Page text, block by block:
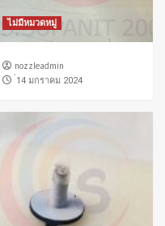
ไม่มีหมวดหมู่
nozzleadmin
่14 มกราคม 2024